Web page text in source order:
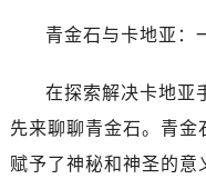
青金石与卡地亚：
在探索解决卡地亚
先来聊聊青金石。青金
赋予了神秘和神圣的意